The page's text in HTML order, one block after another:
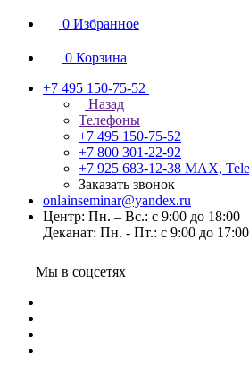
0 Избранное
0 Корзина
+7 495 150-75-52
Назад
Телефоны
+7 495 150-75-52
+7 800 301-22-92
+7 925 683-12-38 MAX,
Заказать звонок
onlainseminar@yandex.ru
Центр: Пн. – Вс.: с 9:00 до 18:00
Деканат: Пн. - Пт.: с 9:00 до 17:00
Мы в соцсетях